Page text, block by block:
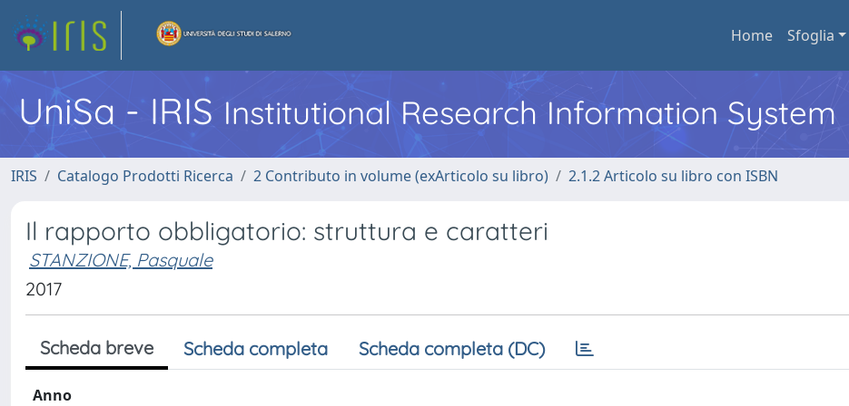
Home Sfoglia
UniSa - IRIS Institutional Research Information System
IRIS Catalogo Prodotti Ricerca 2 Contributo in volume (exArticolo su libro) 2.1.2 Articolo su libro con ISBN
Il rapporto obbligatorio: struttura e caratteri
STANZIONE, Pasquale
2017
Scheda breve Scheda completa Scheda completa (DC)
Anno